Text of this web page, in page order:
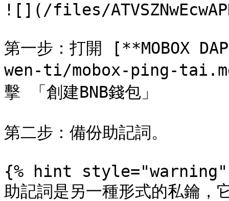
![](/files/
第一步：打開 [**MOBOX
wen-ti/mobox-ping-
擊 「創建BNB錢包」
第二步：備份助記詞。
{% hint style="warning"
助記詞是另一種形式的私鑰，